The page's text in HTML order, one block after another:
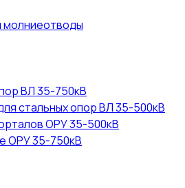
ВЛ 35-750кВ
стальных опор ВЛ 35-500кВ
ОРУ 35-500кВ
ОРУ 35-750кВ